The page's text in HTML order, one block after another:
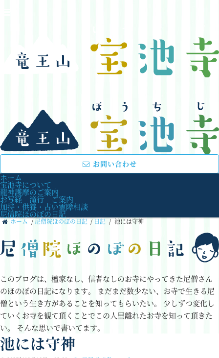
お問い合わせ
ホーム
宝池寺について
龍神護摩のご案内
お写経 滝行 ご案内
加持・供養・占い霊障相談
尼僧院ほのぼの日記
ホーム / 尼僧院ほのぼの日記 / 日記 / 池には守神
このブログは、檀家なし、信者なしのお寺にやってきた尼僧さん
のほのぼの日記になります。 まだまだ数少ない、お寺で生きる尼
僧という生き方があることを知ってもらいたい。
少しずつ変化し
ていくお寺を観て頂くことでこの人里離れたお寺を知って頂きた
い。 そんな思いで書いてます。
池には守神